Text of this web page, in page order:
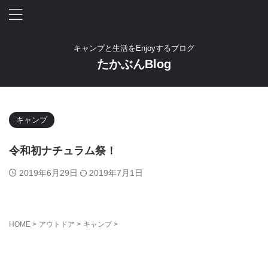
キャンプと生活をEnjoyするブログ
たかぶんBlog
キャンプ
令和初ナチュラム祭！
2019年6月29日 2019年7月1日
HOME > アウトドア > キャンプ >